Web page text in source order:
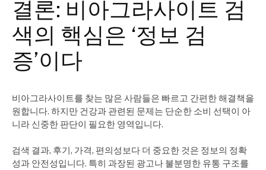
결론: 비아그라사이트 검
색의 핵심은 ‘정보 검
증’이다
비아그라사이트를 찾는 많은 사람들은 빠르고 간편한 해결책을
원합니다. 하지만 건강과 관련된 문제는 단순한 소비 선택이 아
니라 신중한 판단이 필요한 영역입니다.
검색 결과, 후기, 가격, 편의성보다 더 중요한 것은 정보의 정확
성과 안전성입니다. 특히 과장된 광고나 불분명한 유통 구조를